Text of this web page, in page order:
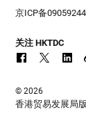
京ICP备
关注 HKTDC
© 2026
香港贸易发展局